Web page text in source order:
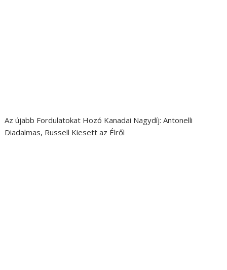
Az újabb Fordulatokat Hozó Kanadai Nagydíj: Antonelli
Diadalmas, Russell Kiesett az Élről